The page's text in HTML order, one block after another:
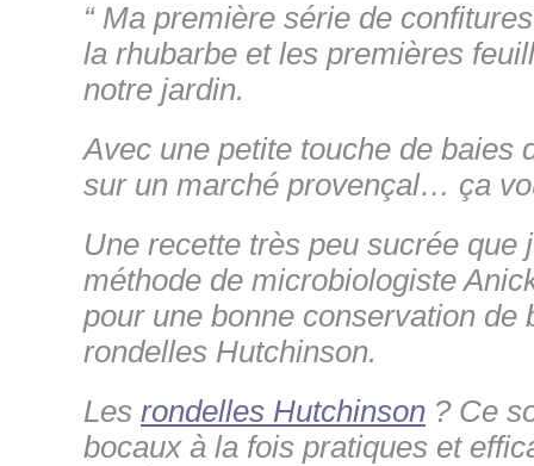
“ Ma première série de
la rhubarbe et les premières
notre jardin.
Avec une petite touche de baies
sur un marché provençal… ça
Une recette très peu sucrée que
méthode de microbiologiste
pour une bonne conservation de
rondelles Hutchinson.
Les rondelles Hutchinson ? Ce
bocaux à la fois pratiques et